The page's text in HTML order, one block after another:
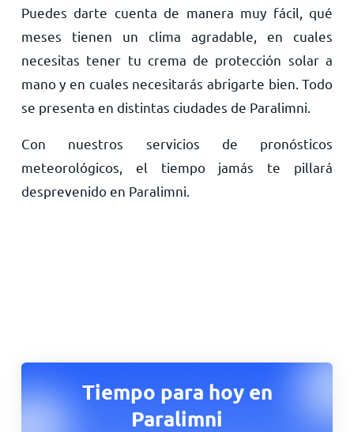
Puedes darte cuenta de manera muy fácil, qué
meses tienen un clima agradable, en cuales
necesitas tener tu crema de protección solar a
mano y en cuales necesitarás abrigarte bien. Todo
se presenta en distintas ciudades de Paralimni.
Con nuestros servicios de pronósticos
meteorológicos, el tiempo jamás te pillará
desprevenido en Paralimni.
Tiempo para hoy en
Paralimni